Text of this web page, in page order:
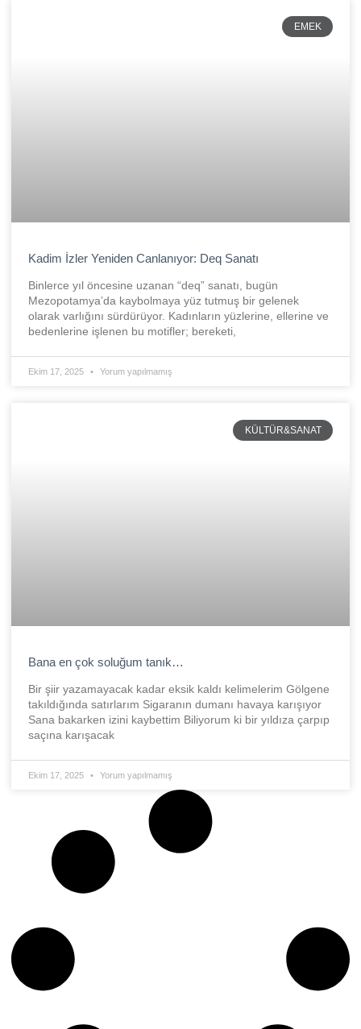
EMEK
Kadim İzler Yeniden Canlanıyor: Deq Sanatı
Binlerce yıl öncesine uzanan “deq” sanatı, bugün
Mezopotamya’da kaybolmaya yüz tutmuş bir gelenek
olarak varlığını sürdürüyor. Kadınların yüzlerine, ellerine ve
bedenlerine işlenen bu motifler; bereketi,
Ekim 17, 2025 Yorum yapılmamış
KÜLTÜR&SANAT
Bana en çok soluğum tanık…
Bir şiir yazamayacak kadar eksik kaldı kelimelerim Gölgene
takıldığında satırlarım Sigaranın dumanı havaya karışıyor
Sana bakarken izini kaybettim Biliyorum ki bir yıldıza çarpıp
saçına karışacak
Ekim 17, 2025 Yorum yapılmamış